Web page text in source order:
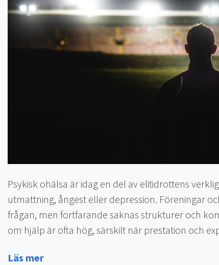
Psykisk ohälsa är idag en del av elitidrottens
utmattning, ångest eller depression. Föreningar
frågan, men fortfarande saknas strukturer och
om hjälp är ofta hög, särskilt när prestation och
Läs mer